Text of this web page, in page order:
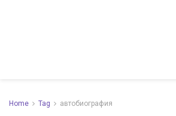
Home Tag автобиография